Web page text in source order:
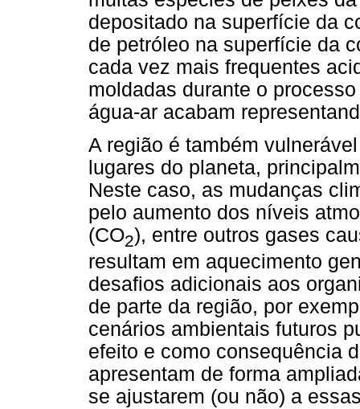
depositado na superfície da
de petróleo na superfície da
cada vez mais frequentes
moldadas durante o
água-ar acabam
A região é também
lugares do planeta,
Neste caso, as mudanças
pelo aumento dos níveis
(CO2), entre outros gases
resultam em aquecimento
desafios adicionais aos
de parte da região, por
cenários ambientais futuros
efeito e como consequência
apresentam de forma
se ajustarem (ou não) a